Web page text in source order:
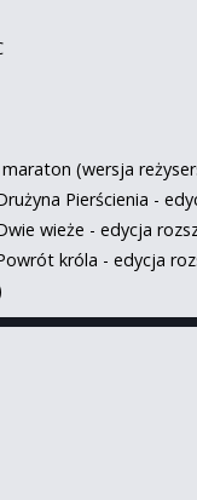
maraton (wersja
Pierścienia -
wieże - edycja
króla - edycja